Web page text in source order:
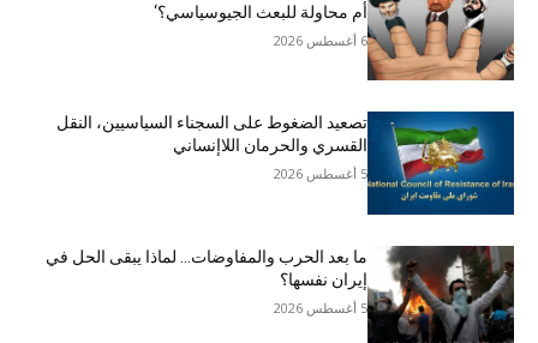
أم محاولة للبعث الجيوسياسي؟‘
6 أغسطس 2026
تصعيد الضغوط على السجناء السياسيين، النقل
القسري والحرمان اللاإنساني
5 أغسطس 2026
ما بعد الحرب والمفاوضات… لماذا يبقى الحل في
إيران نفسها؟
5 أغسطس 2026